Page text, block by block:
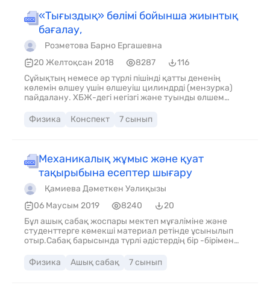
«Тығыздық» бөлімі бойынша жиынтық
бағалау,
Розметова Барно Ергашевна
20 Желтоқсан 2018
8287
116
Сұйықтың немесе әр түрлі пішінді қатты дененің
көлемін өлшеу үшін өлшеуіш цилиндрді (мензурка)
пайдалану. ХБЖ-дегі негізгі және туынды өлшем
бұрыс пішінді қатты денелердің тығыздығын анықтау
Физика Конспект 7 сынып
Механикалық жұмыс және қуат
тақырыбына есептер шығару
Қамиева Дәметкен Уәлиқызы
06 Маусым 2019
8240
20
Бұл ашық сабақ жоспары мектеп мұғаліміне және
студенттерге көмекші материал ретінде ұсынылып
отыр.Сабақ барысында түрлі әдістердің бір -бірімен
орындалуына септігін тигізді.
Физика Ашық сабақ 7 сынып